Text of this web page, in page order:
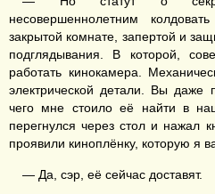
несовершеннолетним
закрытой комнате, запертой и
подглядывания. В которой,
работать кинокамера.
электрической детали. Вы даже
чего мне стоило её найти в
перегнулся через стол и нажал
проявили киноплёнку, которую я
— Да, сэр, её сейчас доставят.